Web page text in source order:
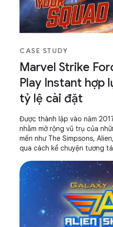
CASE STUDY
Marvel Strike
Play Instant hợp
tỷ lệ cài đặt
Được thành lập vào năm
nhằm mở rộng vũ trụ của
mến như The Simpsons,
qua cách kể chuyện tương